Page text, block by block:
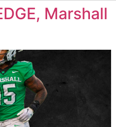
Marshall